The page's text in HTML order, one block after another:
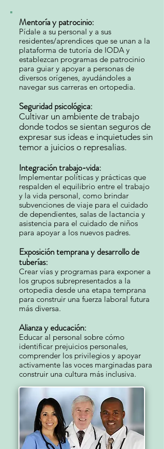
Mentoría y patrocinio:
Pídale a su personal y a sus
residentes/aprendices que se unan a la
plataforma de tutoría de IODA y
establezcan programas de patrocinio
para guiar y apoyar a personas de
diversos orígenes, ayudándoles a
navegar sus carreras en ortopedia.
Seguridad psicológica:
Cultivar un ambiente de trabajo
donde todos se sientan seguros de
expresar sus ideas e inquietudes sin
temor a juicios o represalias.
Integración trabajo-vida:
Implementar políticas y prácticas que
respalden el equilibrio entre el trabajo
y la vida personal, como brindar
subvenciones de viaje para el cuidado
de dependientes, salas de lactancia y
asistencia para el cuidado de niños
para apoyar a los nuevos padres.
Exposición temprana y desarrollo de
tuberías:
Crear vías y programas para exponer a
los grupos subrepresentados a la
ortopedia desde una etapa temprana
para construir una fuerza laboral futura
más diversa.
Alianza y educación:
Educar al personal sobre cómo
identificar prejuicios personales,
comprender los privilegios y apoyar
activamente las voces marginadas para
construir una cultura más inclusiva.